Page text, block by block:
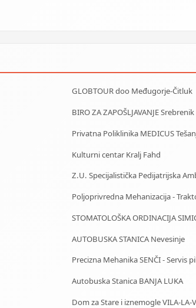
GLOBTOUR doo Međugorje-Čitluk
BIRO ZA ZAPOŠLJAVANJE Srebrenik
Privatna Poliklinika MEDICUS
Kulturni centar Kralj Fahd
Z.U. Specijalistička Pedijatrijska
Poljoprivredna Mehanizacija -
STOMATOLOŠKA ORDINACIJA
AUTOBUSKA STANICA Nevesinje
Precizna Mehanika SENČI - Servis
Autobuska Stanica BANJA LUKA
Dom za Stare i iznemogle VILA-LA-